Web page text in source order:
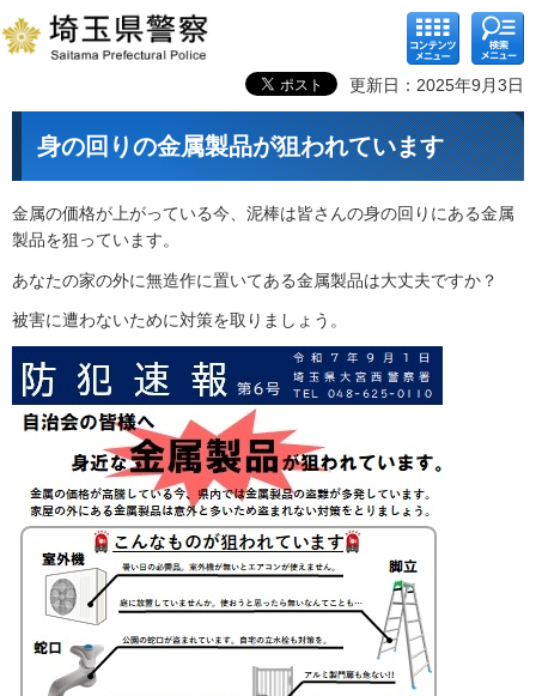
コンテ
ンツメ
ニュー
検索メ
ニュー
更新日：2025年9月3日
身の回りの金属製品が狙われています
金属の価格が上がっている今、泥棒は皆さんの身の回りにある金属
製品を狙っています。
あなたの家の外に無造作に置いてある金属製品は大丈夫ですか？
被害に遭わないために対策を取りましょう。